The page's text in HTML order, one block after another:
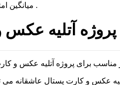
میانگین است .